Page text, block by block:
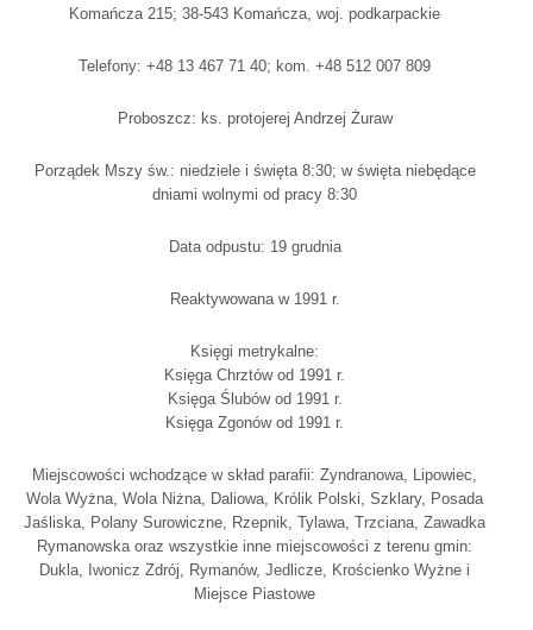
Komańcza 215; 38-543 Komańcza, woj. podkarpackie
Telefony: +48 13 467 71 40; kom. +48 512 007 809
Proboszcz: ks. protojerej Andrzej Żuraw
Porządek Mszy św.: niedziele i święta 8:30; w święta niebędące
dniami wolnymi od pracy 8:30
Data odpustu: 19 grudnia
Reaktywowana w 1991 r.
Księgi metrykalne:
Księga Chrztów od 1991 r.
Księga Ślubów od 1991 r.
Księga Zgonów od 1991 r.
Miejscowości wchodzące w skład parafii: Zyndranowa, Lipowiec,
Wola Wyżna, Wola Niżna, Daliowa, Królik Polski, Szklary, Posada
Jaśliska, Polany Surowiczne, Rzepnik, Tylawa, Trzciana, Zawadka
Rymanowska oraz wszystkie inne miejscowości z terenu gmin:
Dukla, Iwonicz Zdrój, Rymanów, Jedlicze, Krościenko Wyżne i
Miejsce Piastowe